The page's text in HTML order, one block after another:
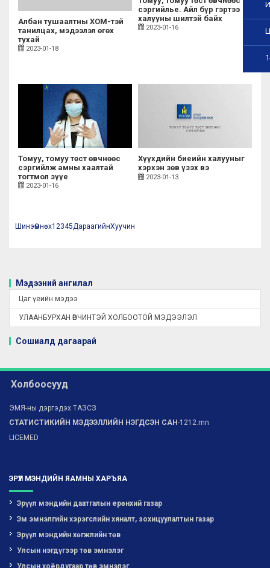
Албан тушаалтны ХОМ-тэй
танилцах, мэдээлэл өгөх
тухай
2023-01-18
сэргийлье. Айл бүр гэртээ
халууны шилтэй байх
хэрэгтэй
2023-01-16
Томуу, томуу төст өвчнөөс
сэргийлж амны хаалтай
тогтмол зүүе
2023-01-16
Хүүхдийн биеийн халууныг
хэрхэн зөв үзэх вэ
2023-01-13
ШинэӨмнөх1 2345ДараагийнХуучин
Мэдээний ангилал
Цаг үеийн мэдээ
УЛААНБУРХАН ӨВЧИНТЭЙ ХОЛБООТОЙ МЭДЭЭЛЭЛ
Сошиалд дагаарай
Холбоосууд
ЭМЯ-ны дэргэдэх ТАЗСЗ
СТАТИСТИКИЙН МЭДЭЭЛЛИЙН НЭГДСЭН САН-1212.mn
LICEMED
ЭРҮҮЛ МЭНДИЙН ЯАМНЫ ХАРЪЯА
Эрүүл мэндийн даатгалын ерөнхий газар
Эм эмнэлгийн хэрэгслийн хяналт, зохицуулалтын газар
Эрүүл мэндийн хөгжлийн төв
Улсын нэгдүгээр төв эмнэлэг